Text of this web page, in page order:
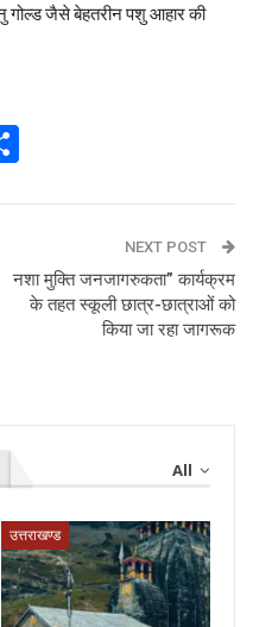
गोल्ड जैसे बेहतरीन पशु आहार की
NEXT POST
नशा मुक्ति जनजागरुकता” कार्यक्रम
के तहत स्कूली छात्र-छात्राओं को
किया जा रहा जागरूक
All
उत्तराखण्ड